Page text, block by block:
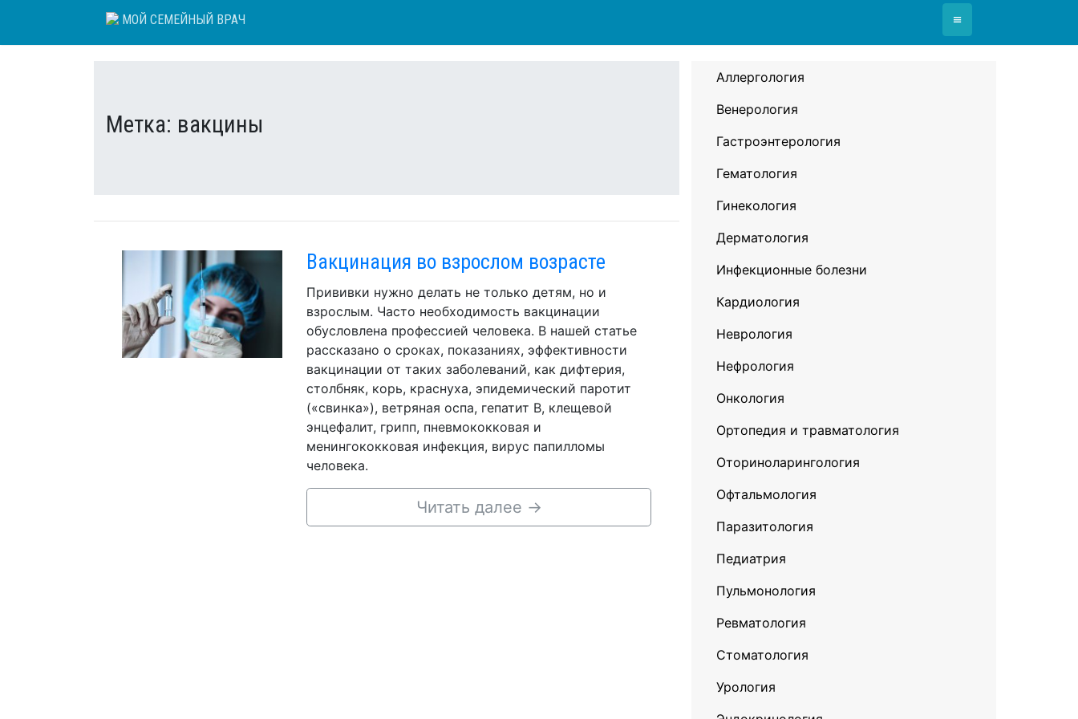
content
МОЙ СЕМЕЙНЫЙ ВРАЧ ≡
Метка: вакцины
Вакцинация во взрослом возрасте
Прививки нужно делать не только детям, но и
взрослым. Часто необходимость вакцинации
обусловлена профессией человека. В нашей статье
рассказано о сроках, показаниях, эффективности
вакцинации от таких заболеваний, как дифтерия,
столбняк, корь, краснуха, эпидемический паротит
(«свинка»), ветряная оспа, гепатит В, клещевой
энцефалит, грипп, пневмококковая и
менингококковая инфекция, вирус папилломы
человека.
Читать далее →
Аллергология
Венерология
Гастроэнтерология
Гематология
Гинекология
Дерматология
Инфекционные болезни
Кардиология
Неврология
Нефрология
Онкология
Ортопедия и травматология
Оториноларингология
Офтальмология
Паразитология
Педиатрия
Пульмонология
Ревматология
Стоматология
Урология